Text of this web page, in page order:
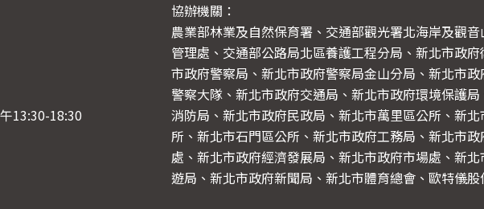
部
13:30-18:30
協辦機關：
農業部林業及自然保育署、交通部觀光署北海岸及觀
管理處、交通部公路局北區養護工程分局、新北市政
市政府警察局、新北市政府警察局金山分局、新北市
警察大隊、新北市政府交通局、新北市政府環境保護
消防局、新北市政府民政局、新北市萬里區公所、新
所、新北市石門區公所、新北市政府工務局、新北市政
處、新北市政府經濟發展局、新北市政府市場處、新
遊局、新北市政府新聞局、新北市體育總會、歐特儀